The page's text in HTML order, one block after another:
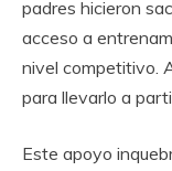
padres hicieron
acceso a
nivel competitivo.
para llevarlo a
Este apoyo